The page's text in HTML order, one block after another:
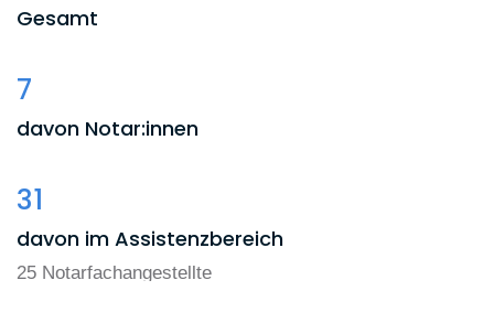
Gesamt
7
davon Notar:innen
31
davon im Assistenzbereich
25 Notarfachangestellte